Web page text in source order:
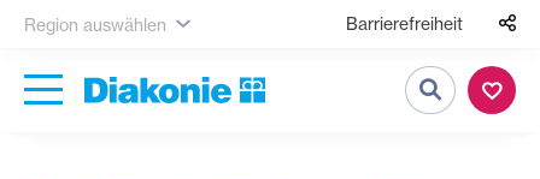
Region auswählen Barrierefreiheit
Suche